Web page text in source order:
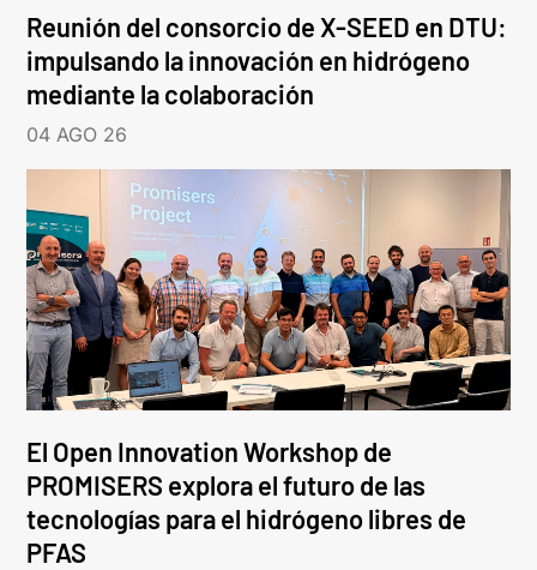
Reunión del consorcio de X-SEED en DTU:
impulsando la innovación en hidrógeno
mediante la colaboración
04 AGO 26
El Open Innovation Workshop de
PROMISERS explora el futuro de las
tecnologías para el hidrógeno libres de
PFAS